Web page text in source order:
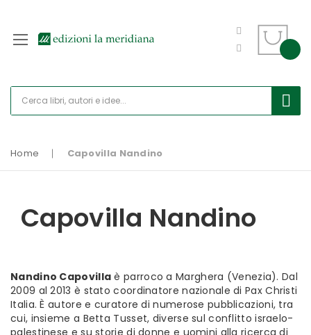
Home Capovilla Nandino
Capovilla Nandino
Nandino Capovilla è parroco a Marghera (Venezia). Dal
2009 al 2013 è stato coordinatore nazionale di Pax Christi
Italia. È autore e curatore di numerose pubblicazioni, tra
cui, insieme a Betta Tusset, diverse sul conflitto israelo-
palestinese e su storie di donne e uomini alla ricerca di